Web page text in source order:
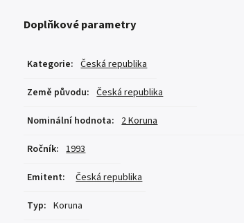
Doplňkové parametry
Kategorie: Česká republika
Země původu: Česká republika
Nominální hodnota: 2 Koruna
Ročník: 1993
Emitent: Česká republika
Typ: Koruna